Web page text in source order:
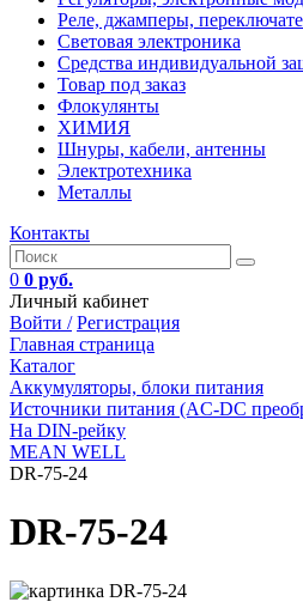
Реле, джамперы,
Световая электроника
Средства индивидуальной
Товар под заказ
Флокулянты
ХИМИЯ
Шнуры, кабели, антенны
Электротехника
Металлы
Контакты
0 0 руб.
Личный кабинет
Войти / Регистрация
Главная страница
Каталог
Аккумуляторы, блоки питания
Источники питания (AC-DC
На DIN-рейку
MEAN WELL
DR-75-24
DR-75-24